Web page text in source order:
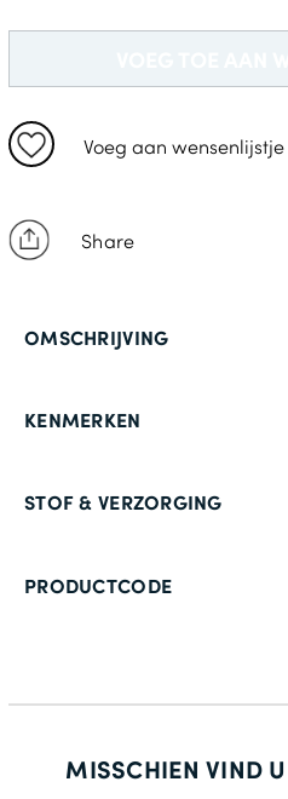
Voeg aan
Share
L
XL
3XL
KENMERKEN
OMSCHRIJVING
STOF & VERZORGING
PRODUCTCODE
MISSCHIEN VIND